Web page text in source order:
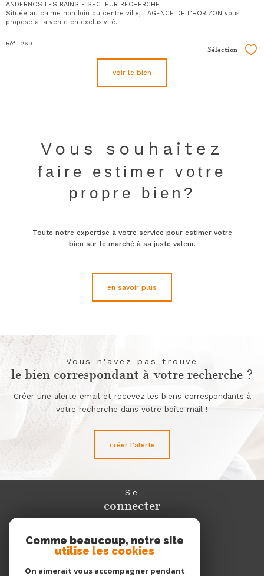
ANDERNOS LES BAINS - SECTEUR RECHERCHE
Située au calme non loin du centre ville, L'AGENCE DE L'HORIZON vous
propose à la vente en exclusivité...
Réf : 269
Sélection
voir le bien
Vous souhaitez
faire estimer votre
propre bien?
Toute notre expertise à votre service pour estimer votre
bien sur le marché à sa juste valeur.
en savoir plus
Vous n'avez pas trouvé
le bien correspondant à votre recherche ?
Créer une alerte email et recevez les biens correspondants à
votre recherche dans votre boîte mail !
créer l'alerte
Se
connecter
Nous
adhérons
Comme beaucoup, notre site
utilise les cookies
On aimerait vous accompagner pendant